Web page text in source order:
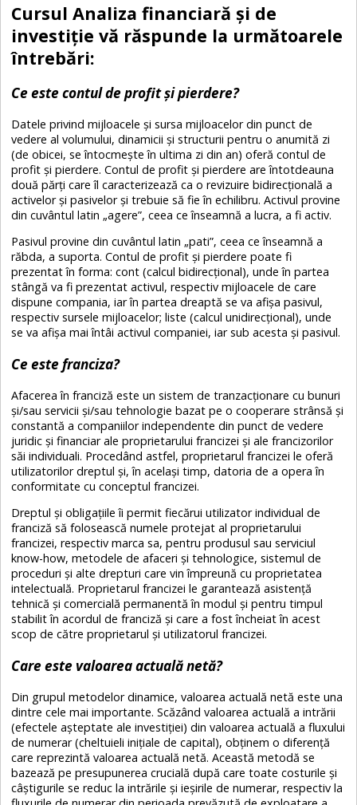
Cursul Analiza financiară și de
investiție vă răspunde la următoarele
întrebări:
Ce este contul de profit și pierdere?
Datele privind mijloacele și sursa mijloacelor din punct de
vedere al volumului, dinamicii și structurii pentru o anumită zi
(de obicei, se întocmește în ultima zi din an) oferă contul de
profit și pierdere. Contul de profit și pierdere are întotdeauna
două părți care îl caracterizează ca o revizuire bidirecțională a
activelor și pasivelor și trebuie să fie în echilibru. Activul provine
din cuvântul latin „agere”, ceea ce înseamnă a lucra, a fi activ.
Pasivul provine din cuvântul latin „pati”, ceea ce înseamnă a
răbda, a suporta. Contul de profit și pierdere poate fi
prezentat în forma: cont (calcul bidirecțional), unde în partea
stângă va fi prezentat activul, respectiv mijloacele de care
dispune compania, iar în partea dreaptă se va afișa pasivul,
respectiv sursele mijloacelor; liste (calcul unidirecțional), unde
se va afișa mai întâi activul companiei, iar sub acesta și pasivul.
Ce este franciza?
Afacerea în franciză este un sistem de tranzacționare cu bunuri
și/sau servicii și/sau tehnologie bazat pe o cooperare strânsă și
constantă a companiilor independente din punct de vedere
juridic și financiar ale proprietarului francizei și ale francizorilor
săi individuali. Procedând astfel, proprietarul francizei le oferă
utilizatorilor dreptul și, în același timp, datoria de a opera în
conformitate cu conceptul francizei.
Dreptul și obligațiile îi permit fiecărui utilizator individual de
franciză să folosească numele protejat al proprietarului
francizei, respectiv marca sa, pentru produsul sau serviciul
know-how, metodele de afaceri și tehnologice, sistemul de
proceduri și alte drepturi care vin împreună cu proprietatea
intelectuală. Proprietarul francizei le garantează asistență
tehnică și comercială permanentă în modul și pentru timpul
stabilit în acordul de franciză și care a fost încheiat în acest
scop de către proprietarul și utilizatorul francizei.
Care este valoarea actuală netă?
Din grupul metodelor dinamice, valoarea actuală netă este una
dintre cele mai importante. Scăzând valoarea actuală a intrării
(efectele așteptate ale investiției) din valoarea actuală a fluxului
de numerar (cheltuieli inițiale de capital), obținem o diferență
care reprezintă valoarea actuală netă. Această metodă se
bazează pe presupunerea crucială după care toate costurile și
câștigurile se reduc la intrările și ieșirile de numerar, respectiv la